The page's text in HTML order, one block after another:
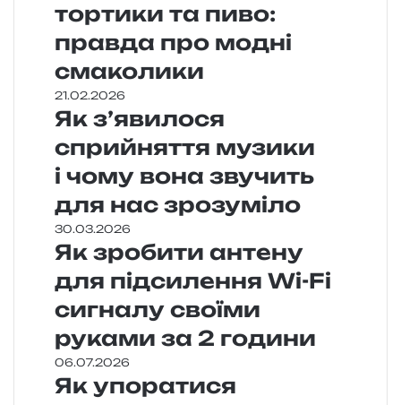
тортики та пиво:
правда про модні
смаколики
21.02.2026
Як з’явилося
сприйняття музики
і чому вона звучить
для нас зрозуміло
30.03.2026
Як зробити антену
для підсилення Wi-Fi
сигналу своїми
руками за 2 години
06.07.2026
Як упоратися